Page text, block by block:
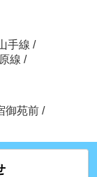
手線 /
線 /
御苑前 /